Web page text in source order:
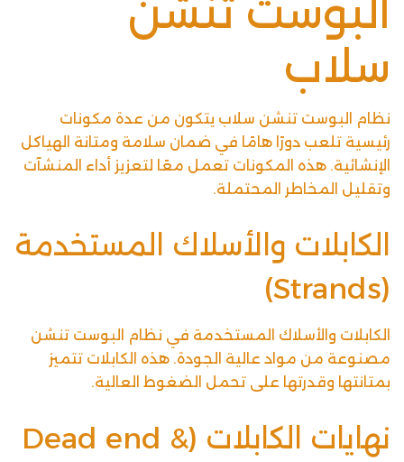
البوست تنشن
سلاب
نظام البوست تنشن سلاب يتكون من عدة مكونات
رئيسية تلعب دورًا هامًا في ضمان سلامة ومتانة الهياكل
الإنشائية. هذه المكونات تعمل معًا لتعزيز أداء المنشآت
وتقليل المخاطر المحتملة.
الكابلات والأسلاك المستخدمة
(Strands)
الكابلات والأسلاك المستخدمة في نظام البوست تنشن
مصنوعة من مواد عالية الجودة. هذه الكابلات تتميز
بمتانتها وقدرتها على تحمل الضغوط العالية.
نهايات الكابلات (Dead end &